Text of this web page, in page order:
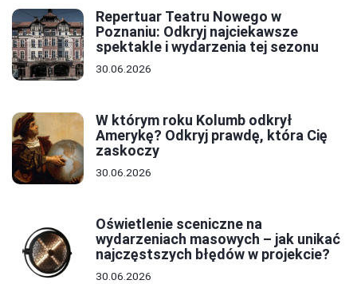
Repertuar Teatru Nowego w
Poznaniu: Odkryj najciekawsze
spektakle i wydarzenia tej sezonu
30.06.2026
W którym roku Kolumb odkrył
Amerykę? Odkryj prawdę, która Cię
zaskoczy
30.06.2026
Oświetlenie sceniczne na
wydarzeniach masowych – jak unikać
najczęstszych błędów w projekcie?
30.06.2026